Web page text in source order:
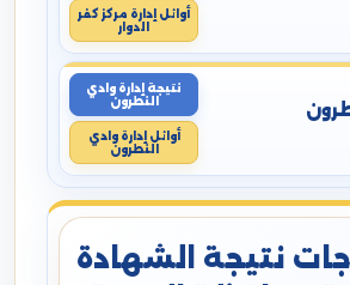
أوائل إدارة مركز كفر
الدوار
نتيجة إدارة وادي
النطرون
أوائل إدارة وادي
النطرون
نتيجة الشهادة